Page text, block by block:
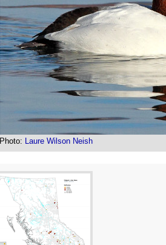
Photo: Laure Wilson Neish